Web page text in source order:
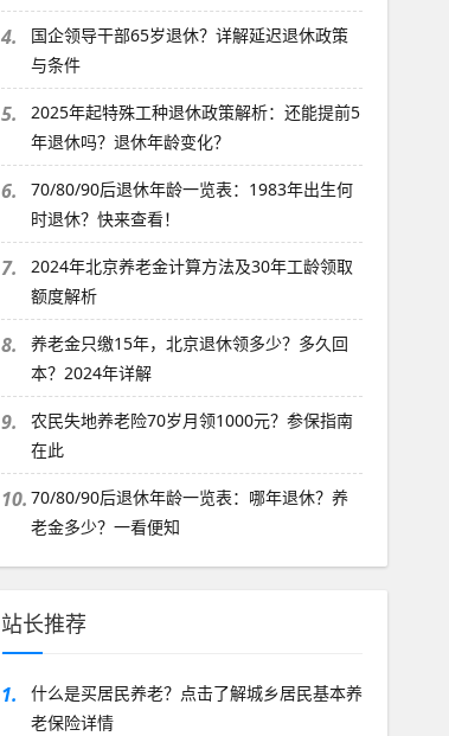
4.
国企领导干部65岁退休？详解延迟退休政策
与条件
5.
2025年起特殊工种退休政策解析：还能提前5
年退休吗？退休年龄变化？
6.
70/80/90后退休年龄一览表：1983年出生何
时退休？快来查看！
7.
2024年北京养老金计算方法及30年工龄领取
额度解析
8.
养老金只缴15年，北京退休领多少？多久回
本？2024年详解
9.
农民失地养老险70岁月领1000元？参保指南
在此
10. 70/80/90后退休年龄一览表：哪年退休？养
老金多少？一看便知
站长推荐
1.
什么是买居民养老？点击了解城乡居民基本养
老保险详情